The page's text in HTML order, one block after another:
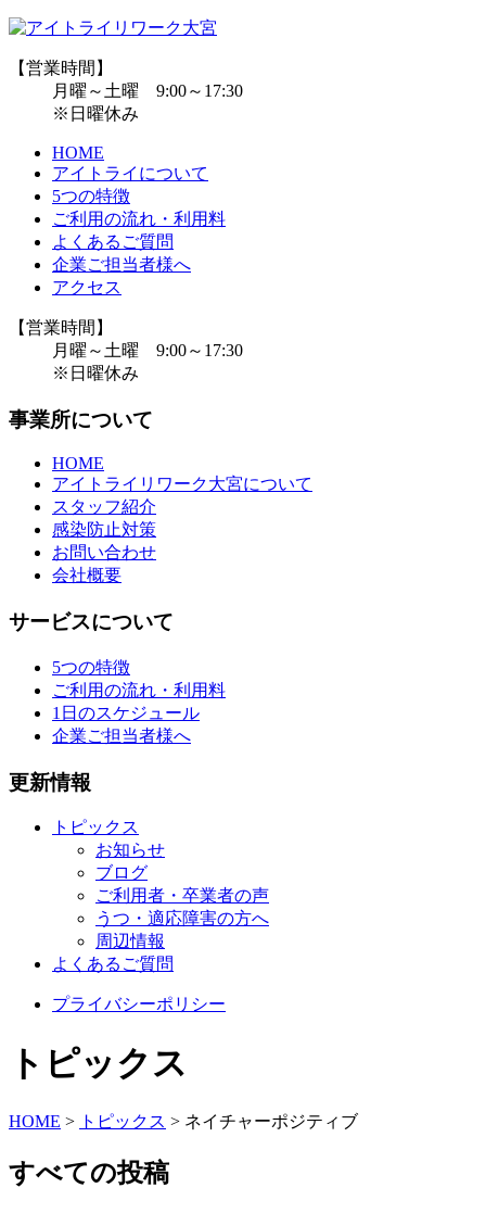
【営業時間】
月曜～土曜 9:00～17:30
※日曜休み
HOME
アイトライについて
5つの特徴
ご利用の流れ・利用料
よくあるご質問
企業ご担当者様へ
アクセス
【営業時間】
月曜～土曜 9:00～17:30
※日曜休み
事業所について
HOME
アイトライリワーク大宮について
スタッフ紹介
感染防止対策
お問い合わせ
会社概要
サービスについて
5つの特徴
ご利用の流れ・利用料
1日のスケジュール
企業ご担当者様へ
更新情報
トピックス
お知らせ
ブログ
ご利用者・卒業者の声
うつ・適応障害の方へ
周辺情報
よくあるご質問
プライバシーポリシー
トピックス
HOME > トピックス > ネイチャーポジティブ
すべての投稿